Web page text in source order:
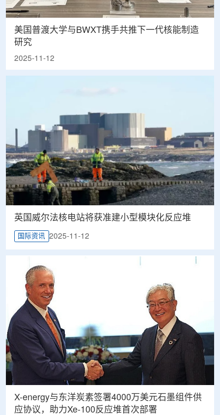
美国普渡大学与BWXT携手共推下一代核能制造
研究
2025-11-12
英国威尔法核电站将获准建小型模块化反应堆
国际资讯 2025-11-12
X-energy与东洋炭素签署4000万美元石墨组件供
应协议，助力Xe-100反应堆首次部署